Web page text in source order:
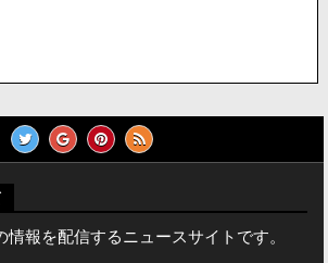
報を配信するニュースサイトです。